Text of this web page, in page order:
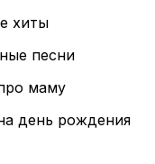
хиты
песни
маму
день рождения